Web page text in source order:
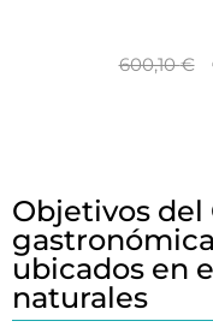
600,10€
Objetivos del
ubicados en
naturales